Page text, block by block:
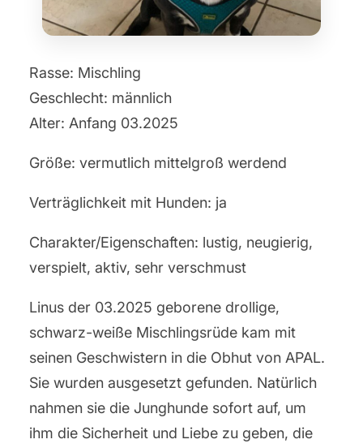
Rasse: Mischling
Geschlecht: männlich
Alter: Anfang 03.2025
Größe: vermutlich mittelgroß werdend
Verträglichkeit mit Hunden: ja
Charakter/Eigenschaften: lustig, neugierig,
verspielt, aktiv, sehr verschmust
Linus der 03.2025 geborene drollige,
schwarz-weiße Mischlingsrüde kam mit
seinen Geschwistern in die Obhut von APAL.
Sie wurden ausgesetzt gefunden. Natürlich
nahmen sie die Junghunde sofort auf, um
ihm die Sicherheit und Liebe zu geben, die